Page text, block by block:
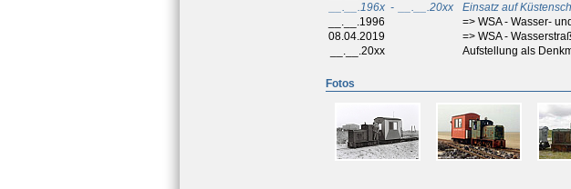
__.__.196x - __.__.20xx
Einsatz auf
__.__.1996
=> WSA - Wasser-
08.04.2019
=> WSA -
__.__.20xx
Aufstellung als
Fotos